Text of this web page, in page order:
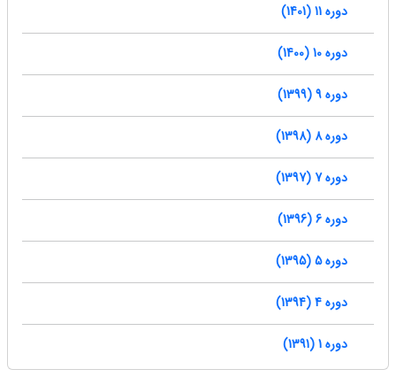
دوره 11 (1401)
دوره 10 (1400)
دوره 9 (1399)
دوره 8 (1398)
دوره 7 (1397)
دوره 6 (1396)
دوره 5 (1395)
دوره 4 (1394)
دوره 1 (1391)